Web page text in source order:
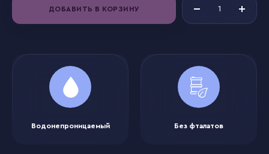
ДОБАВИТЬ В КОРЗИНУ
Водонепроницаемый Без фталатов